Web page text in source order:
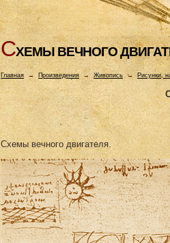
СХЕМЫ ВЕЧHОГО
Главная→ Произведения → Живопись → Рисунки,
Схемы вечного двигателя.